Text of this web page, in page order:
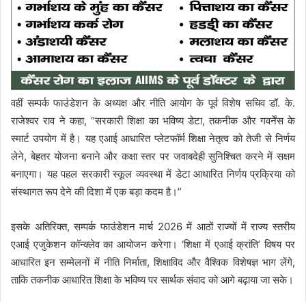
वहीं सम्पर्क फाउंडेशन के अध्यक्ष और नीति आयोग के पूर्व विशेष सचिव डॉ. के.
राजेश्वर राव ने कहा, “सरकारी शिक्षा का भविष्य डेटा, तकनीक और गवर्नेंस के
स्मार्ट उपयोग में है। यह एआई आधारित प्लेटफॉर्म शिक्षा नेतृत्व को तेजी से निर्णय
लेने, बेहतर योजना बनाने और कक्षा स्तर पर जवाबदेही सुनिश्चित करने में सक्षम
बनाएगा। यह पहल सरकारी स्कूल व्यवस्था में डेटा आधारित निर्णय प्रक्रिया को
संस्थागत रूप देने की दिशा में एक बड़ा कदम है।”
इसके अतिरिक्त, सम्पर्क फाउंडेशन मार्च 2026 में आठों राज्यों में राज्य स्तरीय
एआई एजुकेशन कॉन्क्लेव का आयोजन करेगा। ‘शिक्षा में एआई क्रांति’ विषय पर
आधारित इन सम्मेलनों में नीति निर्माता, शिक्षाविद और वैश्विक विशेषज्ञ भाग लेंगे,
ताकि तकनीक आधारित शिक्षा के भविष्य पर सार्थक संवाद को आगे बढ़ाया जा सके।